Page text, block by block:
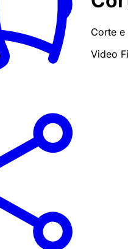
Corte
Video